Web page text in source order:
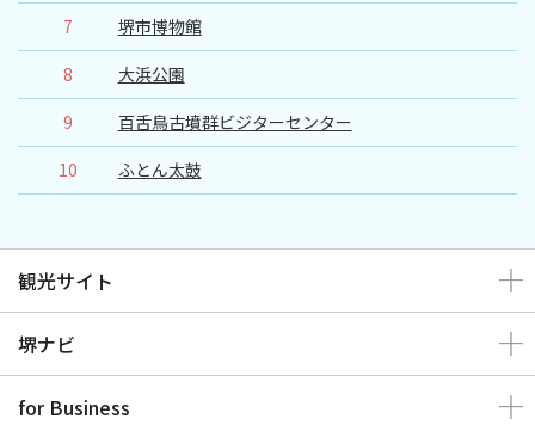
お役立ち情報紹介
堺観光タクシー
交通・アクセス
堺観光コンベンション協会について
協会について
協会からのお知らせ
7
堺市博物館
8
大浜公園
9
百舌鳥古墳群ビジターセンター
10
ふとん太鼓
観光サイト
堺ナビ
for Business